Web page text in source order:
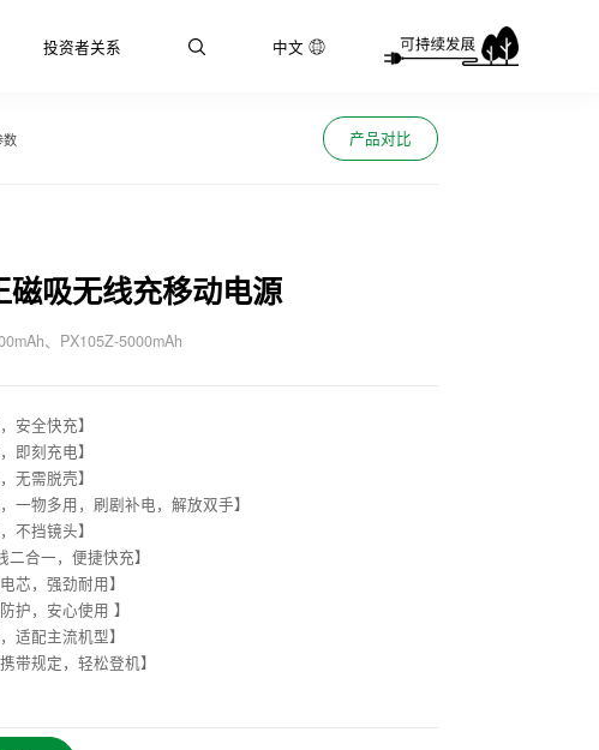
投资者关系 中文
数 产品对比
磁吸无线充移动电源
、PX105Z-5000mAh
安全快充】
即刻充电】
无需脱壳】
，一物多用，刷剧补电，解放双手】
不挡镜头】
二合一，便捷快充】
芯，强劲耐用】
护，安心使用 】
适配主流机型】
带规定，轻松登机】